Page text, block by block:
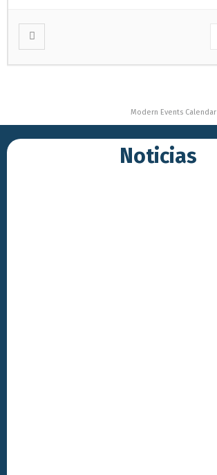
Modern Events Calendar
Noticias